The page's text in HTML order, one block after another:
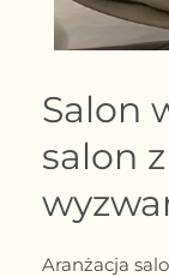
Salon
salon
Aranżacja